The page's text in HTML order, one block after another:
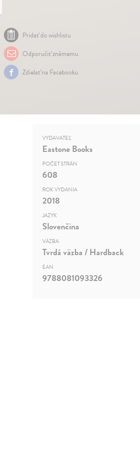
Pridať do wishlistu
Odporučiť známemu
Zdielať na Facebooku
VYDAVATEĽ
Eastone Books
POČET STRÁN
608
ROK VYDANIA
2018
JAZYK
Slovenčina
VÄZBA
Tvrdá väzba / Hardback
EAN
9788081093326